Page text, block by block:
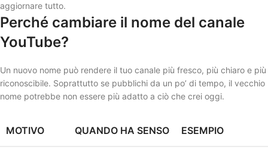
aggiornare tutto.
Perché cambiare il nome del canale
YouTube?
Un nuovo nome può rendere il tuo canale più fresco, più chiaro e più
riconoscibile. Soprattutto se pubblichi da un po’ di tempo, il vecchio
nome potrebbe non essere più adatto a ciò che crei oggi.
MOTIVO QUANDO HA SENSO ESEMPIO